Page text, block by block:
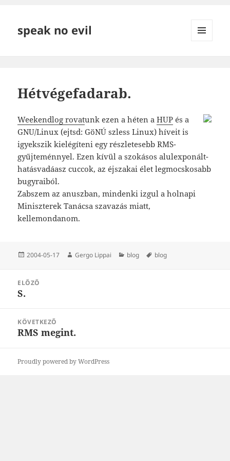
speak no evil
Hétvégefadarab.
Weekendlog rovatunk ezen a héten aHUP és a
GNU/Linux (ejtsd: GöNÚ szless Linux) híveit is
igyekszik kielégíteni egy részletesebb RMS-
gyűjteménnyel. Ezen kívül a szokásos alulexponált-
hatásvadáasz cuccok, az éjszakai élet legmocskosabb
bugyraiból.
Zabszem az anuszban, mindenki izgul a holnapi
Miniszterek Tanácsa szavazás miatt,
kellemondanom.
Közzétéve
2004-05-17 Szerző
Gergo Lippai Kategória
blog Címke
blog
navigáció
ELŐZŐ
Korábbi
S.
KÖVETKEZŐ
Következő
RMS megint.
Proudly powered by WordPress